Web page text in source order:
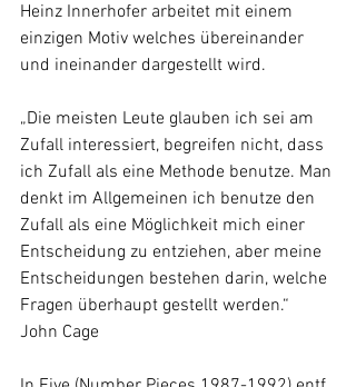
Heinz Innerhofer arbeitet mit einem
einzigen Motiv welches übereinander
und ineinander dargestellt wird.
„Die meisten Leute glauben ich sei am
Zufall interessiert, begreifen nicht, dass
ich Zufall als eine Methode benutze. Man
denkt im Allgemeinen ich benutze den
Zufall als eine Möglichkeit mich einer
Entscheidung zu entziehen, aber meine
Entscheidungen bestehen darin, welche
Fragen überhaupt gestellt werden.“
John Cage